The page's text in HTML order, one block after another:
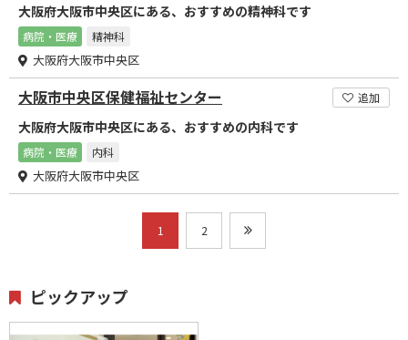
大阪府大阪市中央区にある、おすすめの精神科です
病院・医療 精神科
大阪府大阪市中央区
大阪市中央区保健福祉センター 追加
大阪府大阪市中央区にある、おすすめの内科です
病院・医療 内科
大阪府大阪市中央区
1 2
ピックアップ